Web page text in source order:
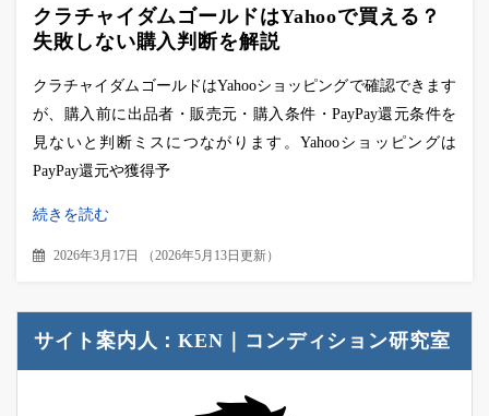
クラチャイダムゴールドはYahooで買える？
失敗しない購入判断を解説
クラチャイダムゴールドはYahooショッピングで確認できます
が、購入前に出品者・販売元・購入条件・PayPay還元条件を
見ないと判断ミスにつながります。Yahooショッピングは
PayPay還元や獲得予
続きを読む
2026年3月17日 （2026年5月13日更新）
サイト案内人：KEN｜コンディション研究室